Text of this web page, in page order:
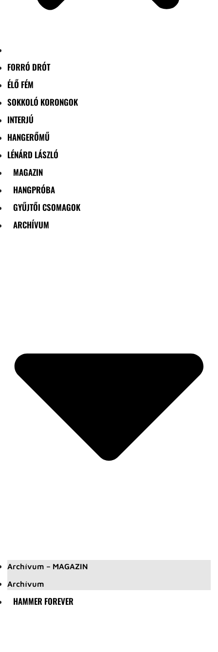
FORRÓ DRÓT
ÉLŐ FÉM
SOKKOLÓ KORONGOK
INTERJÚ
HANGERŐMŰ
LÉNÁRD LÁSZLÓ
MAGAZIN
HANGPRÓBA
GYŰJTŐI CSOMAGOK
ARCHÍVUM
Archívum – MAGAZIN
Archívum
HAMMER FOREVER